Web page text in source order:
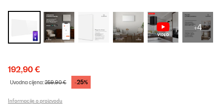
+4
192,90 €
Uvodna cijena:259,90 € -25%
Informacije o proizvodu